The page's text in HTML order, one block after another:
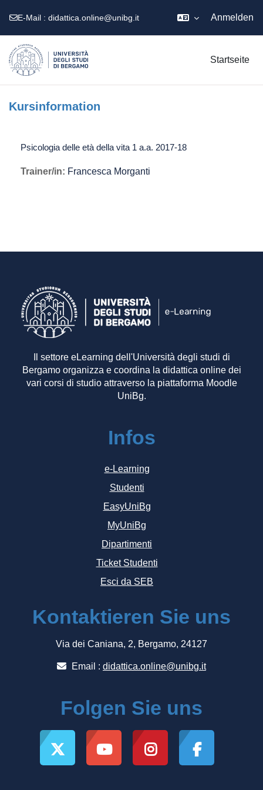
E-Mail : didattica.online@unibg.it Anmelden
Startseite
Kursinformation
Psicologia delle età della vita 1 a.a. 2017-18
Trainer/in: Francesca Morganti
Il settore eLearning dell'Università degli studi di
Bergamo organizza e coordina la didattica online dei
vari corsi di studio attraverso la piattaforma Moodle
UniBg.
Infos
e-Learning
Studenti
EasyUniBg
MyUniBg
Dipartimenti
Ticket Studenti
Esci da SEB
Kontaktieren Sie uns
Via dei Caniana, 2, Bergamo, 24127
Email : didattica.online@unibg.it
Folgen Sie uns